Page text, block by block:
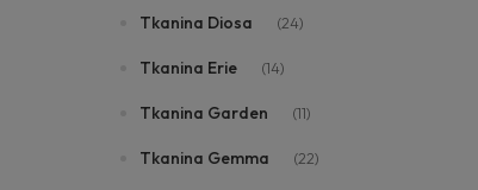
Tkanina Diosa (24)
Tkanina Erie (14)
Tkanina Garden (11)
Tkanina Gemma (22)